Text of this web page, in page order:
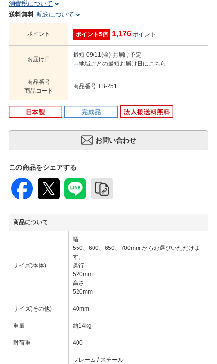
消費税について
送料無料 配送について
ポイント ポイント5倍 1,176 ポイント
お届け日
最短 09/11(金) お届け予定
⇒地域ごとの最短お届け日はこちら
商品番号
商品コード
商品番号:TB-251
この商品をシェアする
商品について
サイズ(本体)
幅
550、600、650、700mm からお選びいただけま
す。
奥行
520mm
高さ
520mm
サイズ(その他) 40mm
重量 約14kg
耐荷重 400
フレーム / スチール